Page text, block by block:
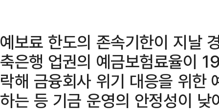
예보료 한도의 존속기한이 지날
축은행 업권의 예금보험료율이
락해 금융회사 위기 대응을 위한
하는 등 기금 운영의 안정성이 낮